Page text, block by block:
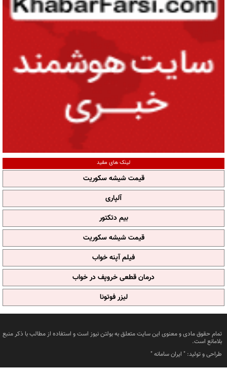
لینک های مفید
قیمت شیشه سکوریت
آلپاری
بیم دتکتور
قیمت شیشه سکوریت
فیلم آپنه خواب
درمان قطعی خروپف در خواب
لیزر فوتونا
تمام حقوق مادی و معنوی این سایت متعلق به بولتن نیوز است و استفاده از مطالب با ذکر منبع
بلامانع است.
طراحی و تولید: " ایران سامانه"